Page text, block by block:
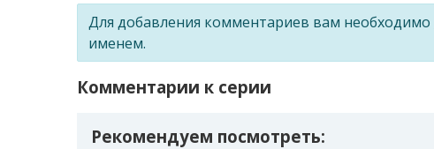
Для добавления комментариев вам необходимо
именем.
Комментарии к серии
Рекомендуем посмотреть: